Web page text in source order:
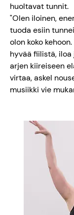
huoltavat tunnit.
"Olen iloinen,
tuoda esiin
olon koko
hyvää fiilistä,
arjen kiireiseen
virtaa, askel
musiikki vie